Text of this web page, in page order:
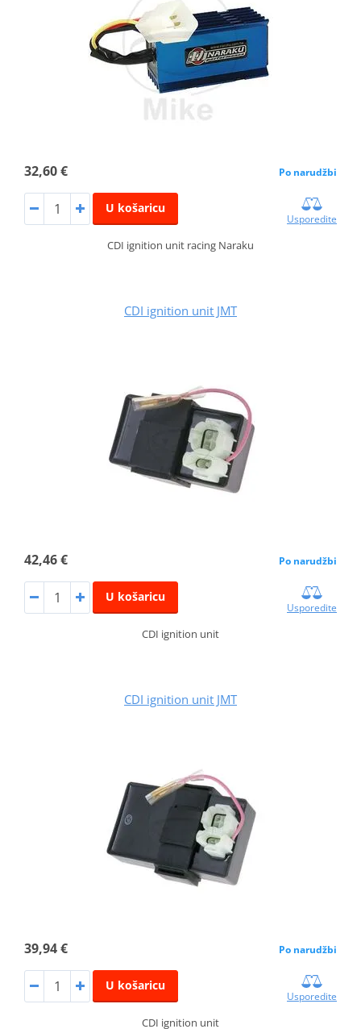
32,60 € Po narudžbi
U košaricu
Usporedite
CDI ignition unit racing Naraku
CDI ignition unit JMT
42,46 € Po narudžbi
U košaricu
Usporedite
CDI ignition unit
CDI ignition unit JMT
39,94 € Po narudžbi
U košaricu
Usporedite
CDI ignition unit